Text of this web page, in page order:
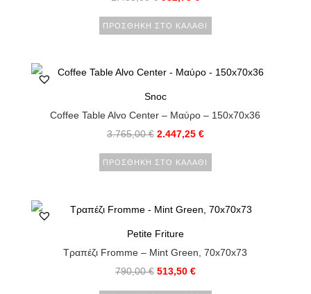
ΠΡΟΣΘΉΚΗ ΣΤΟ ΚΑΛΆΘΙ
Snoc
Coffee Table Alvo Center – Μαύρο – 150x70x36
3.765,00€ 2.447,25 €
ΠΡΟΣΘΉΚΗ ΣΤΟ ΚΑΛΆΘΙ
Petite Friture
Τραπέζι Fromme – Mint Green, 70x70x73
790,00€ 513,50 €